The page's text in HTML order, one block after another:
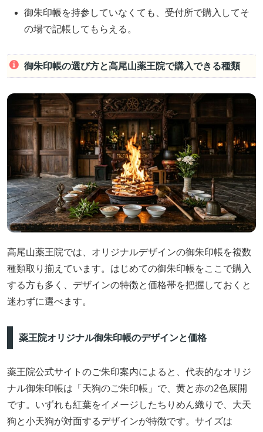
御朱印帳を持参していなくても、受付所で購入してそ
の場で記帳してもらえる。
御朱印帳の選び方と高尾山薬王院で購入できる種類
高尾山薬王院では、オリジナルデザインの御朱印帳を複数
種類取り揃えています。はじめての御朱印帳をここで購入
する方も多く、デザインの特徴と価格帯を把握しておくと
迷わずに選べます。
薬王院オリジナル御朱印帳のデザインと価格
薬王院公式サイトのご朱印案内によると、代表的なオリジ
ナル御朱印帳は「天狗のご朱印帳」で、黄と赤の2色展開
です。いずれも紅葉をイメージしたちりめん織りで、大天
狗と小天狗が対面するデザインが特徴です。サイズは